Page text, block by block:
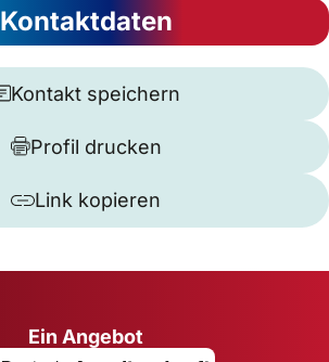
Kontaktdaten
Kontakt speichern
Profil drucken
Link kopieren
Ein Angebot